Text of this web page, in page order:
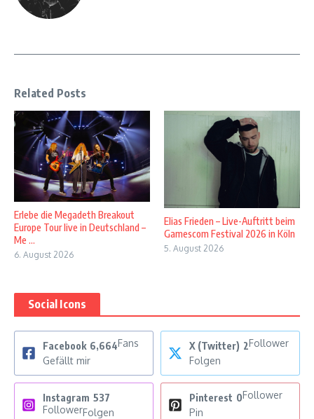
Related Posts
Erlebe die Megadeth Breakout
Europe Tour live in Deutschland –
Me ...
6. August 2026
Elias Frieden – Live-Auftritt beim
Gamescom Festival 2026 in Köln
5. August 2026
Social Icons
Facebook 6,664Fans
Gefällt mir
X (Twitter) 2Follower
Folgen
Instagram 537
FollowerFolgen
Pinterest 0Follower
Pin